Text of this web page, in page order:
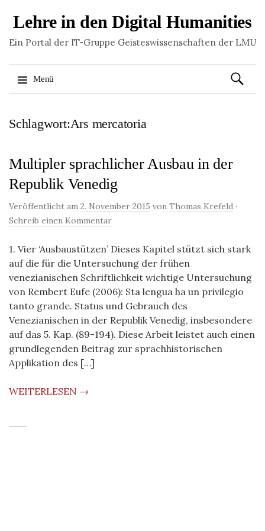
Lehre in den Digital Humanities
Ein Portal der IT-Gruppe Geisteswissenschaften der LMU
Menü
zum
Suchen
nach:
Schlagwort:Ars mercatoria
Multipler sprachlicher Ausbau in der
Republik Venedig
Veröffentlicht am 2. November 2015 von Thomas Krefeld ·
Schreib einen Kommentar
1. Vier ‘Ausbaustützen’ Dieses Kapitel stützt sich stark
auf die für die Untersuchung der frühen
venezianischen Schriftlichkeit wichtige Untersuchung
von Rembert Eufe (2006): Sta lengua ha un privilegio
tanto grande. Status und Gebrauch des
Venezianischen in der Republik Venedig, insbesondere
auf das 5. Kap. (89-194). Diese Arbeit leistet auch einen
grundlegenden Beitrag zur sprachhistorischen
Applikation des […]
WEITERLESEN →